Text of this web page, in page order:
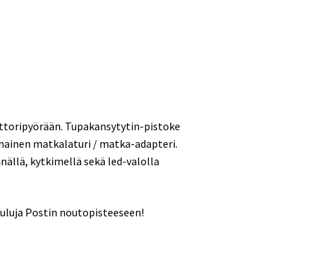
Tupakansytytin-pistoke
matkalaturi / matka-adapteri.
kytkimellä sekä led-valolla
Postin noutopisteeseen!